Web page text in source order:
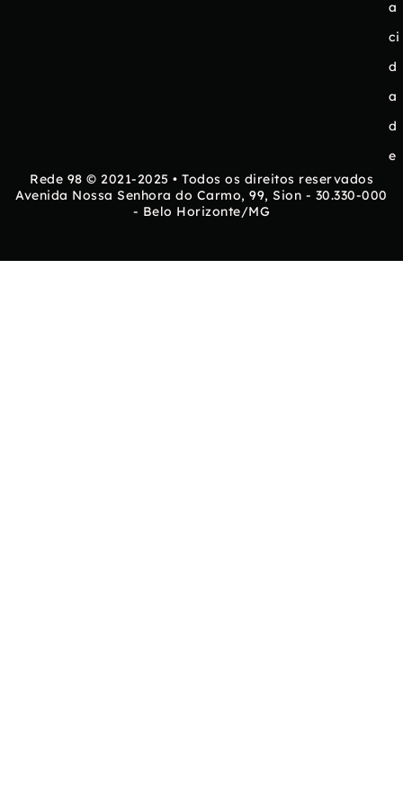
a
ci
d
a
d
e
Rede 98 © 2021-2025 • Todos os direitos reservados
Avenida Nossa Senhora do Carmo, 99, Sion - 30.330-000
- Belo Horizonte/MG